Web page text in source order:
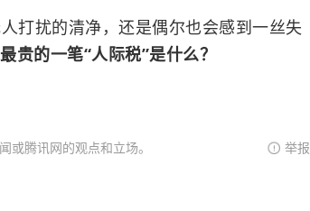
打扰的清净，还是偶尔也会感到一丝失
贵的一笔“人际税”是什么？
或腾讯网的观点和立场。 举报